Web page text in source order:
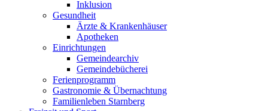
Inklusion
Gesundheit
Ärzte & Krankenhäuser
Apotheken
Einrichtungen
Gemeindearchiv
Gemeindebücherei
Ferienprogramm
Gastronomie & Übernachtung
Familienleben Starnberg